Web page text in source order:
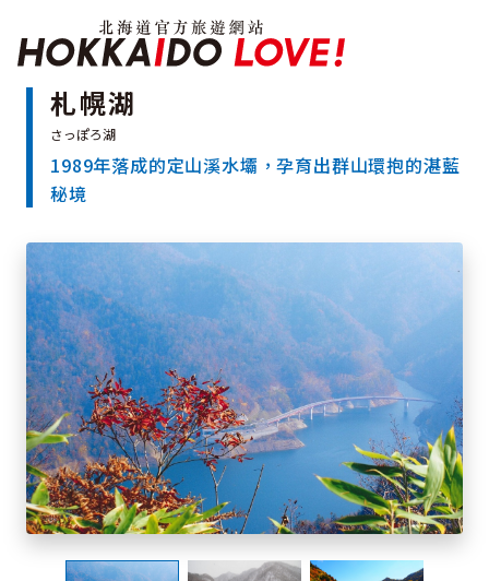
特輯
觀光景點
溫泉
推薦行程
區域指南
美食
預約
交通指南
北海道簡介
依旅遊主題搜尋
下雨也能盡興
七個國立公園
邂逅絕景
基礎知識
我的最愛
札幌湖
1989年落成的定山溪水壩，孕育出群山環抱的湛藍
秘境